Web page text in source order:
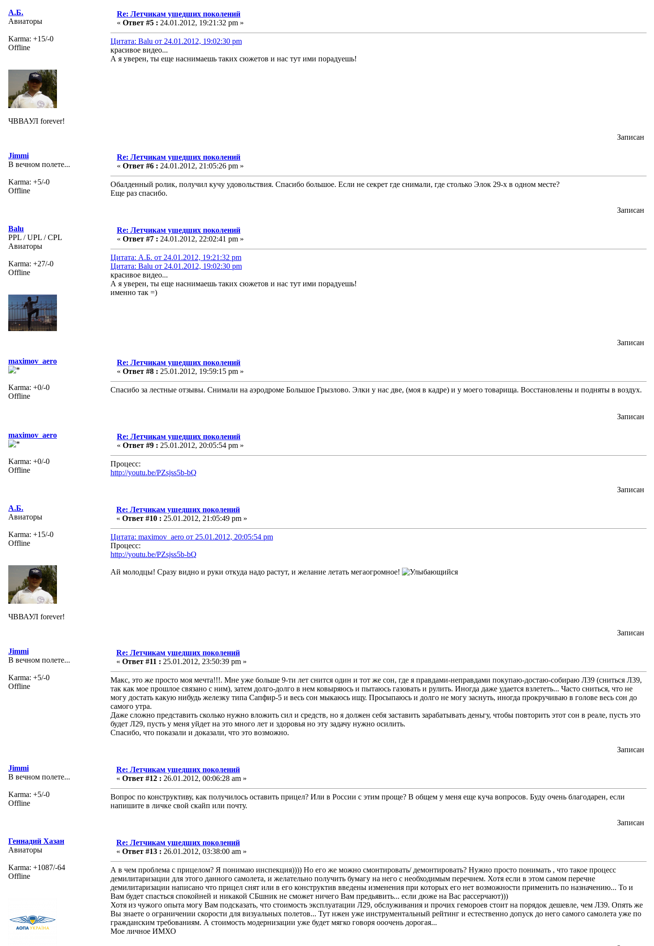
А.Б.
Авиаторы
Karma: +15/-0
Offline
ЧВВАУЛ forever!
Re: Летчикам ушедших поколений
« Ответ #5 : 24.01.2012, 19:21:32 pm »
Цитата: Balu от 24.01.2012, 19:02:30 pm
красивое видео...
А я уверен, ты еще наснимаешь таких сюжетов и нас тут ими порадуешь!
Записан
Jimmi
В вечном полете...
Karma: +5/-0
Offline
Re: Летчикам ушедших поколений
« Ответ #6 : 24.01.2012, 21:05:26 pm »
Обалденный ролик, получил кучу удовольствия. Спасибо большое. Если не секрет где снимали, где столько Элок 29-х в одном месте?
Еще раз спасибо.
Записан
Balu
PPL / UPL / CPL
Авиаторы
Karma: +27/-0
Offline
Re: Летчикам ушедших поколений
« Ответ #7 : 24.01.2012, 22:02:41 pm »
Цитата: А.Б. от 24.01.2012, 19:21:32 pm
Цитата: Balu от 24.01.2012, 19:02:30 pm
красивое видео...
А я уверен, ты еще наснимаешь таких сюжетов и нас тут ими порадуешь!
именно так =)
Записан
maximov_aero
Karma: +0/-0
Offline
Re: Летчикам ушедших поколений
« Ответ #8 : 25.01.2012, 19:59:15 pm »
Спасибо за лестные отзывы. Снимали на аэродроме Большое Грызлово. Элки у нас две, (моя в кадре) и у моего товарища. Восстановлены и подняты в воздух.
Записан
maximov_aero
Karma: +0/-0
Offline
Re: Летчикам ушедших поколений
« Ответ #9 : 25.01.2012, 20:05:54 pm »
Процесс:
http://youtu.be/PZsjss5b-bQ
Записан
А.Б.
Авиаторы
Karma: +15/-0
Offline
ЧВВАУЛ forever!
Re: Летчикам ушедших поколений
« Ответ #10 : 25.01.2012, 21:05:49 pm »
Цитата: maximov_aero от 25.01.2012, 20:05:54 pm
Процесс:
http://youtu.be/PZsjss5b-bQ
Ай молодцы! Сразу видно и руки откуда надо растут, и желание летать мегаогромное!
Записан
Jimmi
В вечном полете...
Karma: +5/-0
Offline
Re: Летчикам ушедших поколений
« Ответ #11 : 25.01.2012, 23:50:39 pm »
Макс, это же просто моя мечта!!!. Мне уже больше 9-ти лет снится один и тот же сон, где я правдами-неправдами покупаю-достаю-собираю Л39 (сниться Л39,
так как мое прошлое связано с ним), затем долго-долго в нем ковыряюсь и пытаюсь газовать и рулить. Иногда даже удается взлететь... Часто сниться, что не
могу достать какую нибудь железку типа Сапфир-5 и весь сон мыкаюсь ищу. Просыпаюсь и долго не могу заснуть, иногда прокручиваю в голове весь сон до
самого утра.
Даже сложно представить сколько нужно вложить сил и средств, но я должен себя заставить зарабатывать деньгу, чтобы повторить этот сон в реале, пусть это
будет Л29, пусть у меня уйдет на это много лет и здоровья но эту задачу нужно осилить.
Спасибо, что показали и доказали, что это возможно.
Записан
Jimmi
В вечном полете...
Karma: +5/-0
Offline
Re: Летчикам ушедших поколений
« Ответ #12 : 26.01.2012, 00:06:28 am »
Вопрос по конструктиву, как получилось оставить прицел? Или в России с этим проще? В общем у меня еще куча вопросов. Буду очень благодарен, если
напишите в личке свой скайп или почту.
Записан
Геннадий Хазан
Авиаторы
Karma: +1087/-64
Offline
Re: Летчикам ушедших поколений
« Ответ #13 : 26.01.2012, 03:38:00 am »
А в чем проблема с прицелом? Я понимаю инспекция)))) Но его же можно смонтировать/ демонтировать? Нужно просто понимать , что такое процесс
демилитаризации для этого данного самолета, и желательно получить бумагу на него с необходимым перечнем. Хотя если в этом самом перечне
демилитаризации написано что прицел снят или в его конструктив введены изменения при которых его нет возможности применить по назначению... То и
Вам будет спасться спокойней и никакой СБшник не сможет ничего Вам предьявить... если дюже на Вас рассерчают)))
Хотя из чужого опыта могу Вам подсказать, что стоимость эксплуатации Л29, обслуживания и прочих гемороев стоит на порядок дешевле, чем Л39. Опять же
Вы знаете о ограничении скорости для визуальных полетов... Тут нжен уже инструментальный рейтинг и естественно допуск до него самого самолета уже по
гражданским требованиям. А стоимость модернизации уже будет мягко говоря ооочень дорогая...
Мое личное ИМХО